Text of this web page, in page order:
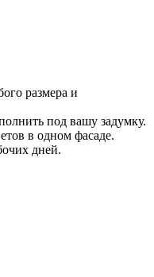
размера и
под вашу задумку.
в одном фасаде.
дней.